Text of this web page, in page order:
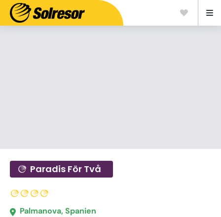
Paradis För Två
Palmanova, Spanien